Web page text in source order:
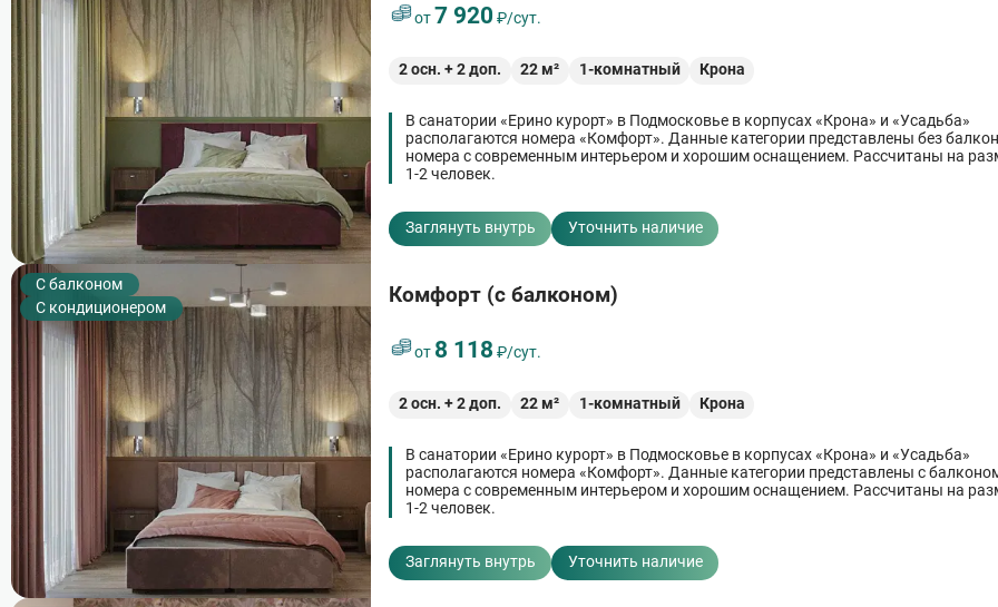
от 7 920 ₽/сут.
2осн. +2доп. 22 м² 1-комнатный Крона
В санатории «Ерино курорт» в Подмосковье в корпусах «Крона» и «Усадьба»
располагаются номера «Комфорт». Данные категории представлены без
номера с современным интерьером и хорошим оснащением. Рассчитаны на
1-2 человек.
Заглянуть внутрь Уточнить наличие
C балконом
С кондиционером
Комфорт (с балконом)
от 8 118 ₽/сут.
2осн. +2доп. 22 м² 1-комнатный Крона
В санатории «Ерино курорт» в Подмосковье в корпусах «Крона» и «Усадьба»
располагаются номера «Комфорт». Данные категории представлены с
номера с современным интерьером и хорошим оснащением. Рассчитаны на
1-2 человек.
Заглянуть внутрь Уточнить наличие